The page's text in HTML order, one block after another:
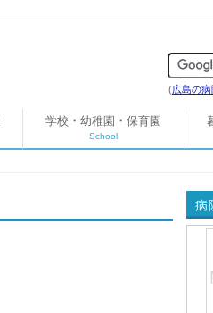
(広島の
学校・幼稚園・保育園
School
病